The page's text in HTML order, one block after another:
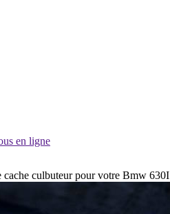
en ligne
cache culbuteur pour votre Bmw 630I